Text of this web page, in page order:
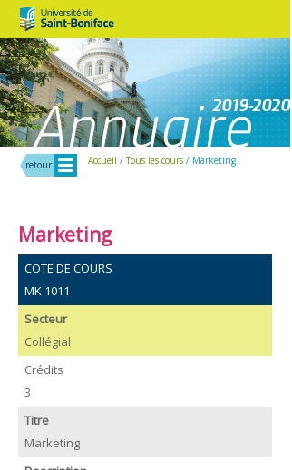
retour Menu Accueil /Tous les cours / Marketing
Marketing
COTE DE COURS
MK 1011
Secteur
Collégial
Crédits
3
Titre
Marketing